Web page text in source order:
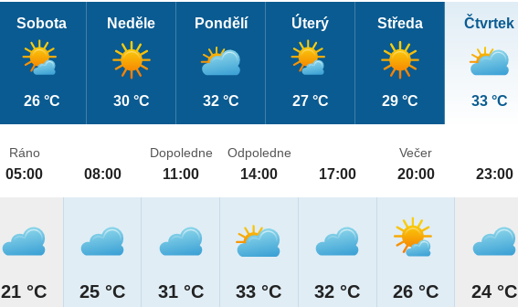
Sobota
26 °C
Neděle
30 °C
Pondělí
32 °C
Úterý
27 °C
Středa
29 °C
Čtvrtek
33 °C
Ráno
05:00
21 °C
08:00
25 °C
Dopoledne
11:00
31 °C
Odpoledne
14:00
33 °C
17:00
32 °C
Večer
20:00
26 °C
23:00
24 °C